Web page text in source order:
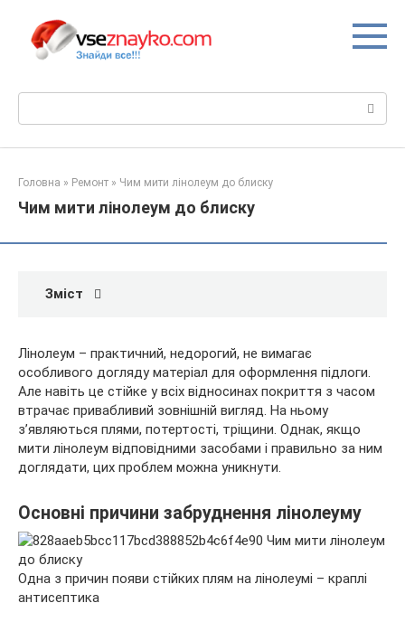
вмісту
Головна » Ремонт » Чим мити лінолеум до блиску
Чим мити лінолеум до блиску
Зміст
Лінолеум – практичний, недорогий, не вимагає
особливого догляду матеріал для оформлення підлоги.
Але навіть це стійке у всіх відносинах покриття з часом
втрачає привабливий зовнішній вигляд. На ньому
з’являються плями, потертості, тріщини. Однак, якщо
мити лінолеум відповідними засобами і правильно за ним
доглядати, цих проблем можна уникнути.
Основні причини забруднення лінолеуму
Одна з причин появи стійких плям на лінолеумі – краплі
антисептика